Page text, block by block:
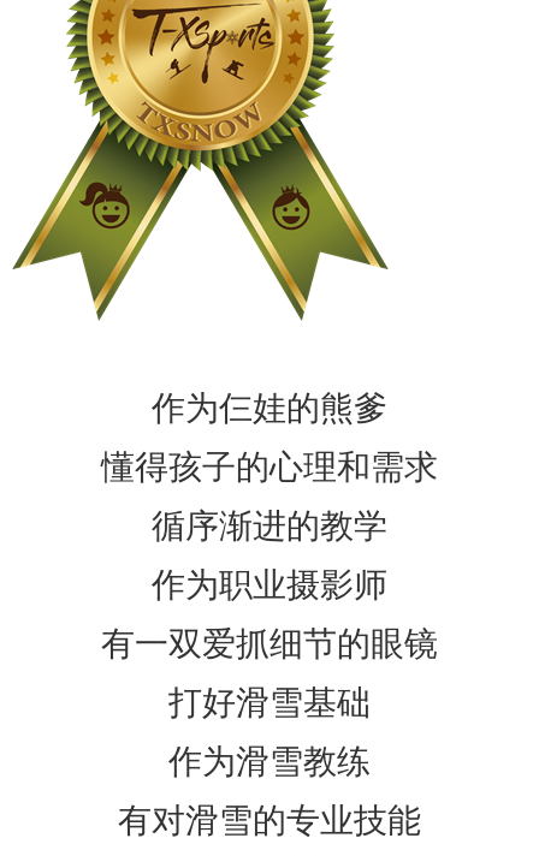
作为仨娃的熊爹
懂得孩子的心理和需求
循序渐进的教学
作为职业摄影师
有一双爱抓细节的眼镜
打好滑雪基础
作为滑雪教练
有对滑雪的专业技能